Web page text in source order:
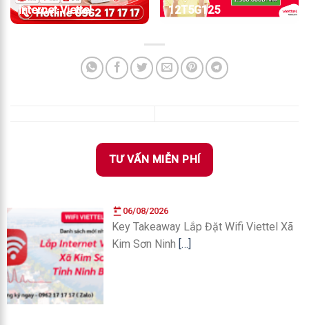
06/08/2026
Key Takeaway Lắp Đặt Wifi Viettel Xã
Kim Sơn Ninh […]
internet Viettel
12T5G125
TƯ VẤN MIỄN PHÍ